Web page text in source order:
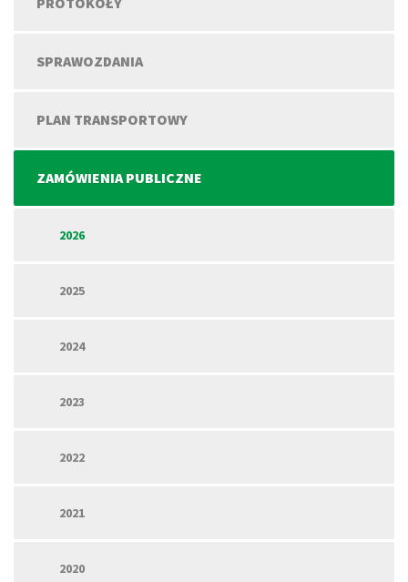
SPRAWOZDANIA
PLAN TRANSPORTOWY
ZAMÓWIENIA PUBLICZNE
2026
2025
2024
2023
2022
2021
2020